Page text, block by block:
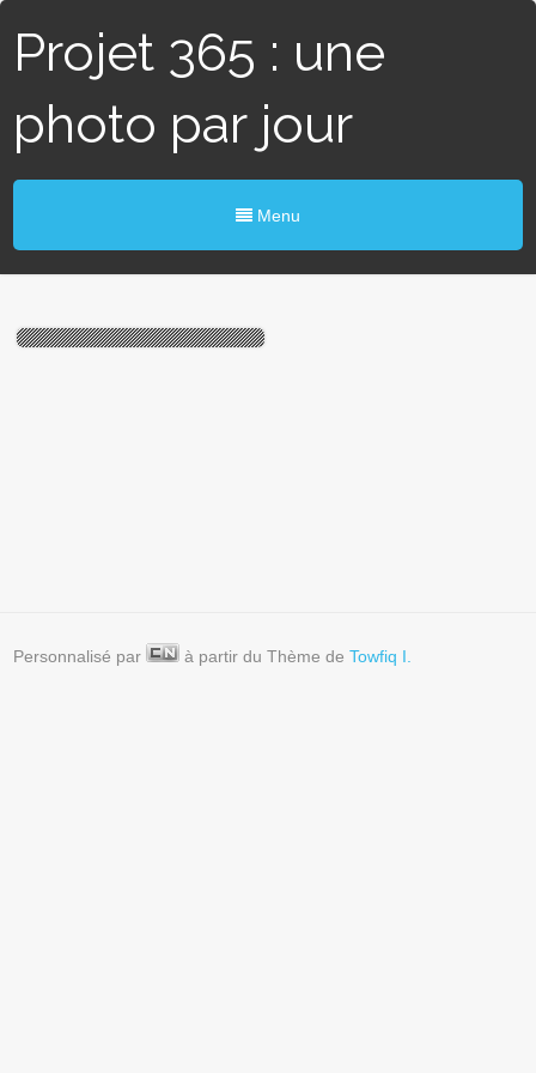
Projet 365 : une
photo par jour
Menu
Personnalisé par à partir du Thème deTowfiq I.